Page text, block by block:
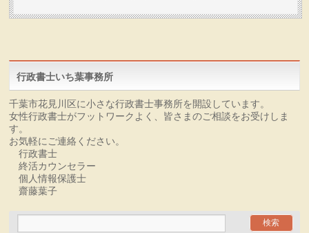
行政書士いち葉事務所
千葉市花見川区に小さな行政書士事務所を開設しています。
女性行政書士がフットワークよく、皆さまのご相談をお受けしま
す。
お気軽にご連絡ください。
行政書士
終活カウンセラー
個人情報保護士
齋藤葉子